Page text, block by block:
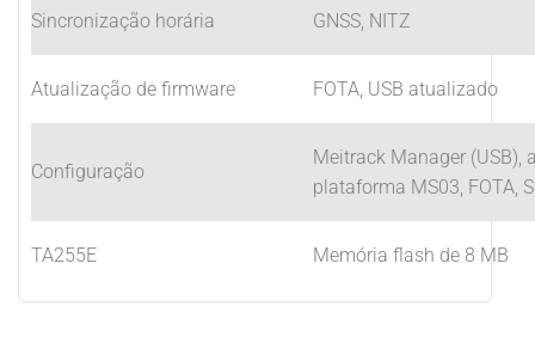
Sincronização horária GNSS, NITZ
Atualização de firmware FOTA, USB atualizado
Configuração
Meitrack Manager (USB),
plataforma MS03, FOTA,
TA255E Memória flash de 8 MB